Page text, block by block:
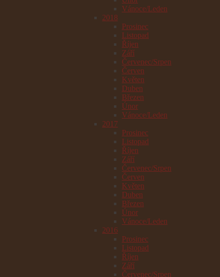
Vánoce/Leden
2018
Prosinec
Listopad
Říjen
Září
Červenec/Srpen
Červen
Květen
Duben
Březen
Únor
Vánoce/Leden
2017
Prosinec
Listopad
Říjen
Září
Červenec/Srpen
Červen
Květen
Duben
Březen
Únor
Vánoce/Leden
2016
Prosinec
Listopad
Říjen
Září
Červenec/Srpen